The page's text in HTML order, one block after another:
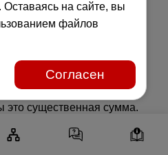
автоматически.
Это не вычитается из
это существенная сумма.
отъезде. Правила нужно
будущего начинается с
. Оставаясь на сайте, вы
файлов
Согласен